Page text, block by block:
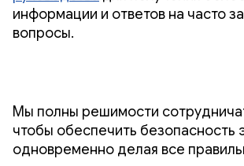
информации и ответов на часто
вопросы.
Мы полны решимости
чтобы обеспечить безопасность
одновременно делая все